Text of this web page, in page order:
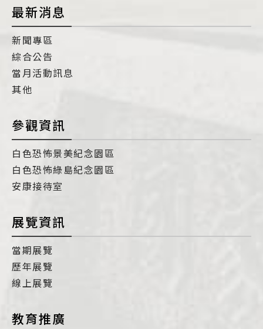
最新消息
新聞專區
綜合公告
當月活動訊息
其他
參觀資訊
白色恐怖景美紀念園區
白色恐怖綠島紀念園區
安康接待室
展覽資訊
當期展覽
歷年展覽
線上展覽
教育推廣